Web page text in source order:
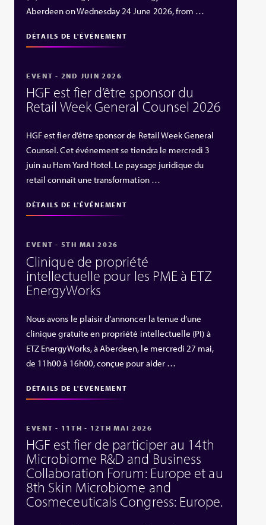
Aberdeen on Wednesday 24 June 2026, from …
DÉTAILS DE L'ÉVÉNEMENT
EVENT - 2ND JUIN 2026
HGF est fier d’être sponsor du
Retail Week General Counsel 2026
HGF est fier d’être sponsor de Retail Week General
Counsel. Cet événement se tiendra le mercredi 3
juin au Ham Yard Hotel. Le paysage juridique du
retail connaît une transformation …
DÉTAILS DE L'ÉVÉNEMENT
EVENT - 5TH MAI 2026
Clinique de propriété
intellectuelle pour les PME à ETZ
EnergyWorks
Nous avons le plaisir d’annoncer la tenue d’une
clinique gratuite en propriété intellectuelle (PI) à
ETZ EnergyWorks, à Aberdeen, le mercredi 27 mai,
de 11h00 à 16h00, conçue pour aider …
DÉTAILS DE L'ÉVÉNEMENT
EVENT - 11TH - 12TH MAI 2026
HGF est fier de participer au 14th
Microbiome R&D and Business
Collaboration Forum: Europe et au
8th Skin Microbiome and
Cosmeceuticals Congress: Europe.